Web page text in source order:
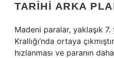
TARIHI ARKA
Madeni paralar, yaklaşık
Krallığı’nda ortaya
hızlanması ve paranın